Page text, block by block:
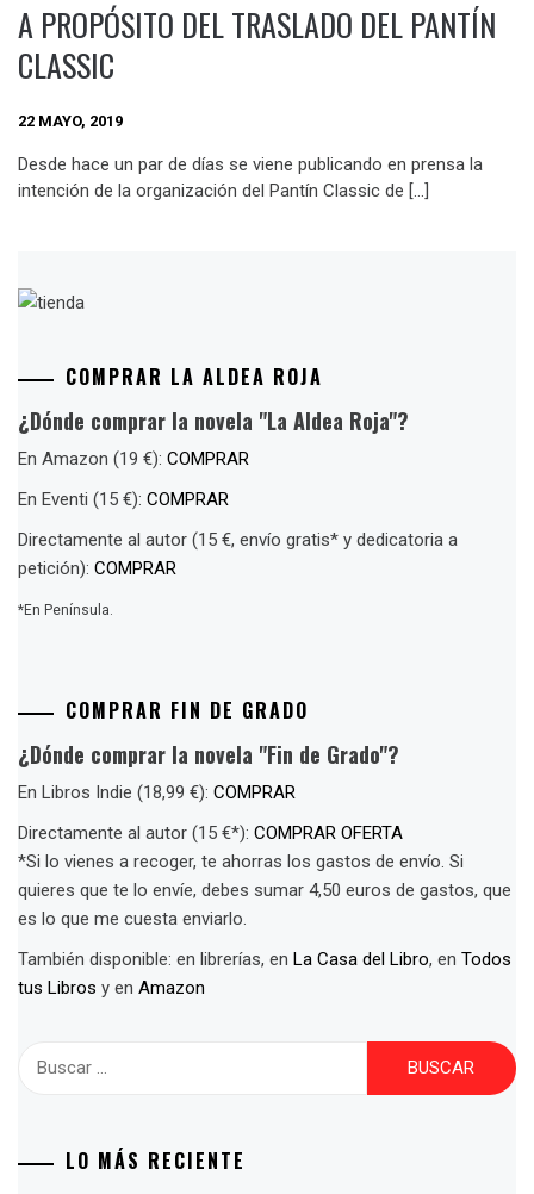
A PROPÓSITO DEL TRASLADO DEL PANTÍN
CLASSIC
22 MAYO, 2019
Desde hace un par de días se viene publicando en prensa la
intención de la organización del Pantín Classic de […]
COMPRAR LA ALDEA ROJA
¿Dónde comprar la novela "La Aldea Roja"?
En Amazon (19 €): COMPRAR
En Eventi (15 €): COMPRAR
Directamente al autor (15 €, envío gratis* y dedicatoria a
petición): COMPRAR
*En Península.
COMPRAR FIN DE GRADO
¿Dónde comprar la novela "Fin de Grado"?
En Libros Indie (18,99 €): COMPRAR
Directamente al autor (15 €*): COMPRAR OFERTA
*Si lo vienes a recoger, te ahorras los gastos de envío. Si
quieres que te lo envíe, debes sumar 4,50 euros de gastos, que
es lo que me cuesta enviarlo.
También disponible: en librerías, en La Casa del Libro, en Todos
tus Libros y en Amazon
LO MÁS RECIENTE